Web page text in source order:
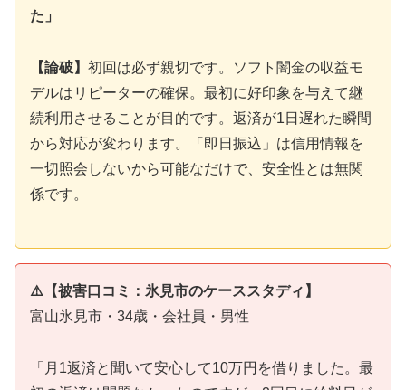
た」
【論破】 初回は必ず親切です。ソフト闇金の収益モ
デルはリピーターの確保。最初に好印象を与えて継
続利用させることが目的です。返済が1日遅れた瞬間
から対応が変わります。「即日振込」は信用情報を
一切照会しないから可能なだけで、安全性とは無関
係です。
⚠️【被害口コミ：氷見市のケーススタディ】
富山氷見市・34歳・会社員・男性
「月1返済と聞いて安心して10万円を借りました。最